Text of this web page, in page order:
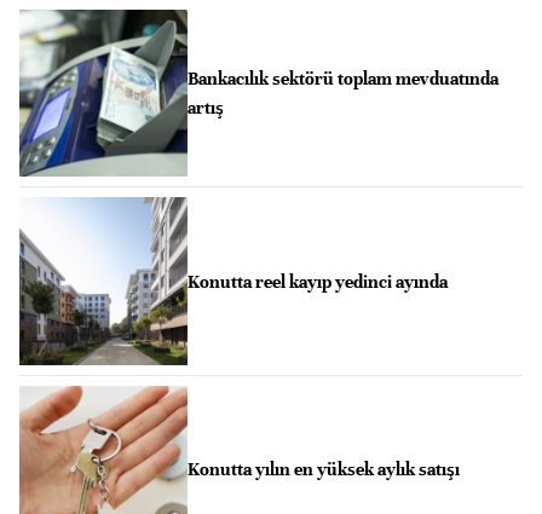
Bankacılık sektörü toplam mevduatında
artış
Konutta reel kayıp yedinci ayında
Konutta yılın en yüksek aylık satışı